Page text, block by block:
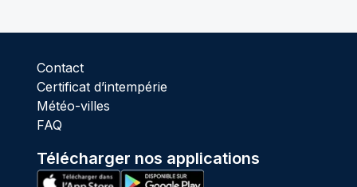
Contact
Certificat d’intempérie
Météo-villes
FAQ
Télécharger nos applications